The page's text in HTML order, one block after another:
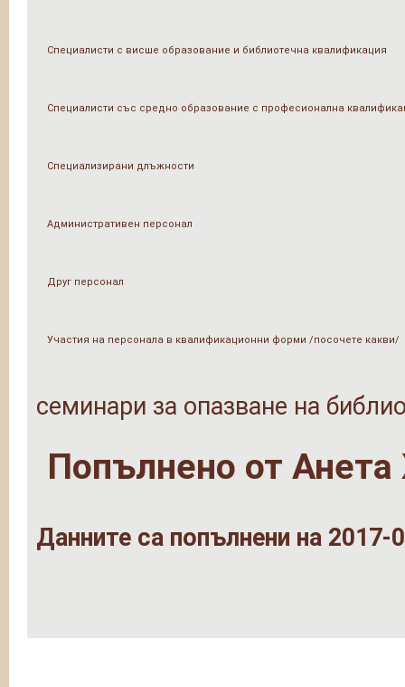
Специалисти с висше образование и библиотечна квалификация
Специалисти със средно образование с професионална
Специализирани длъжности
Административен персонал
Друг персонал
Участия на персонала в квалификационни форми /посочете какви/
семинари за опазване на
Попълнено от
Данните са попълнени на 2017-